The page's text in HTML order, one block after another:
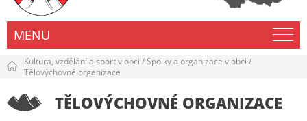
MENU
Kultura, vzdělání a sport v obci /Spolky a organizace v obci /
Tělovýchovné organizace
TĚLOVÝCHOVNÉ ORGANIZACE